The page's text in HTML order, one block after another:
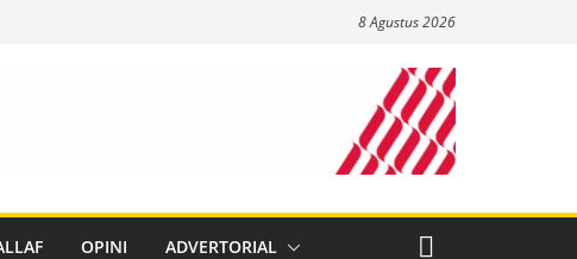
8 Agustus 2026
OPINI ADVERTORIAL